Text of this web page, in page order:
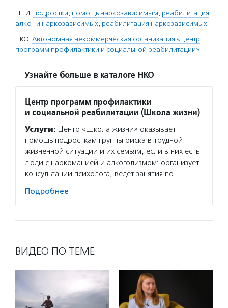
ТЕГИ: подростки, помощь наркозависимым, реабилитация
алко- и наркозависимых, реабилитация наркозависимых
НКО: Автономная некоммерческая организация «Центр
программ профилактики и социальной реабилитации»
Узнайте больше в каталоге НКО
Центр программ профилактики
и социальной реабилитации (Школа жизни)
Услуги: Центр «Школа жизни» оказывает
помощь подросткам группы риска в трудной
жизненной ситуации и их семьям, если в них есть
люди с наркоманией и алкоголизмом: организует
консультации психолога, ведет занятия по…
Подробнее
ВИДЕО ПО ТЕМЕ